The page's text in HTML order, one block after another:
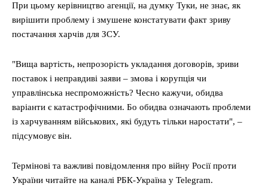
При цьому керівництво агенції, на думку Туки, не знає, як
вирішити проблему і змушене констатувати факт зриву
постачання харчів для ЗСУ.
"Вища вартість, непрозорість укладання договорів, зриви
поставок і неправдиві заяви – змова і корупція чи
управлінська неспроможність? Чесно кажучи, обидва
варіанти є катастрофічними. Бо обидва означають проблеми
із харчуванням військових, які будуть тільки наростати", –
підсумовує він.
Термінові та важливі повідомлення про війну Росії проти
України читайте на каналі РБК-Україна у Telegram.